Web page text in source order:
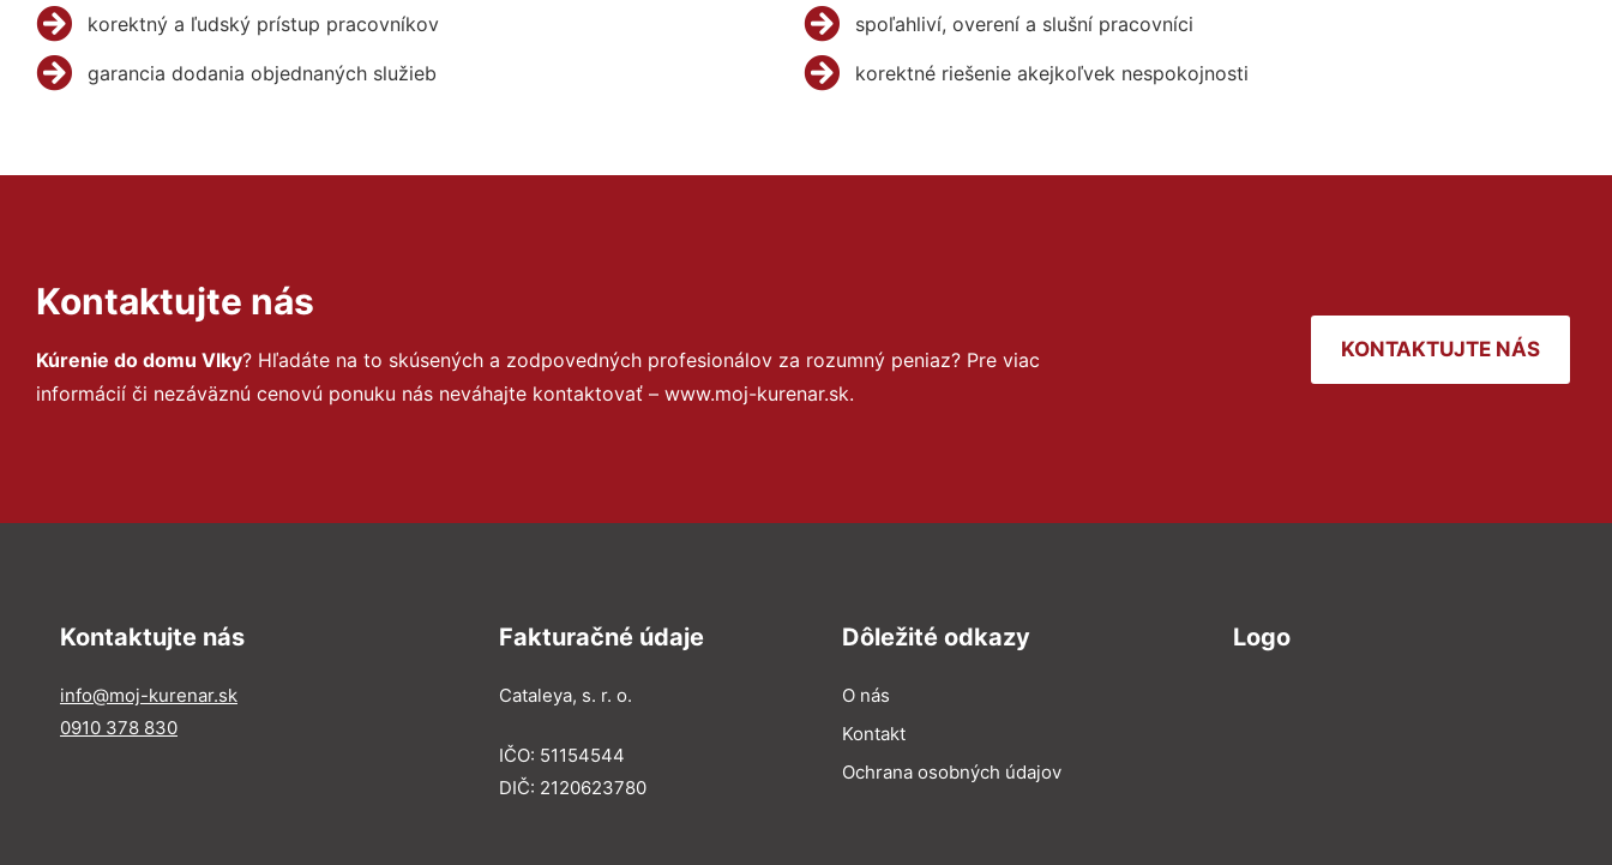
korektný a ľudský prístup pracovníkov
garancia dodania objednaných služieb
spoľahliví, overení a slušní pracovníci
korektné riešenie akejkoľvek nespokojnosti
Kontaktujte nás
Kúrenie do domu Vlky? Hľadáte na to skúsených a zodpovedných profesionálov za rozumný peniaz? Pre viac
informácií či nezáväznú cenovú ponuku nás neváhajte kontaktovať – www.moj-kurenar.sk.
KONTAKTUJTE NÁS
Kontaktujte nás
info@moj-kurenar.sk
0910 378 830
Fakturačné údaje
Cataleya, s. r. o.
IČO: 51154544
DIČ: 2120623780
Dôležité odkazy
O nás
Kontakt
Ochrana osobných údajov
Logo